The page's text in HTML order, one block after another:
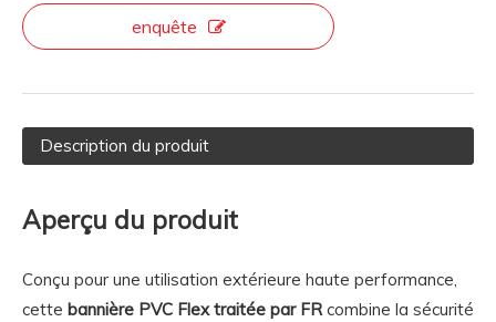
enquête
Description du produit
Aperçu du produit
Conçu pour une utilisation extérieure haute performance,
cette bannière PVC Flex traitée par FRcombine la sécurité